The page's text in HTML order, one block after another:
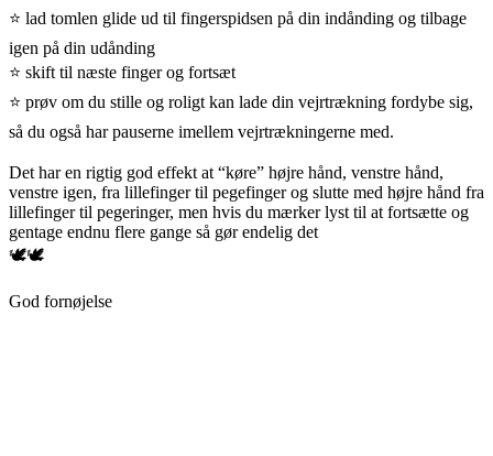
⭐ lad tomlen glide ud til fingerspidsen på din indånding og tilbage
igen på din udånding
⭐ skift til næste finger og fortsæt
⭐ prøv om du stille og roligt kan lade din vejrtrækning fordybe sig,
så du også har pauserne imellem vejrtrækningerne med.
Det har en rigtig god effekt at “køre” højre hånd, venstre hånd,
venstre igen, fra lillefinger til pegefinger og slutte med højre hånd fra
lillefinger til pegeringer, men hvis du mærker lyst til at fortsætte og
gentage endnu flere gange så gør endelig det
🕊🕊
God fornøjelse